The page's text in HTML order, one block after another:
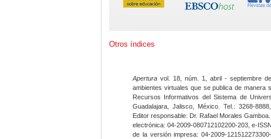
Otros índices
Apertura vol. 18, núm. 1, abril - septiembre
ambientes virtuales que se publica de manera
Recursos Informativos del Sistema de
Guadalajara, Jalisco, México. Tel.: 3268-
Editor responsable: Dr. Rafael Morales
electrónica: 04-2009-080712102200-203, e-
de la versión impresa: 04-2009-